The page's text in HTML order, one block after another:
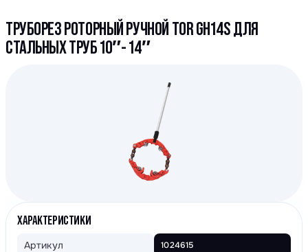
ТРУБОРЕЗ РОТОРНЫЙ РУЧНОЙ TOR GH14S ДЛЯ
СТАЛЬНЫХ ТРУБ 10″- 14″
ХАРАКТЕРИСТИКИ
Артикул 1024615